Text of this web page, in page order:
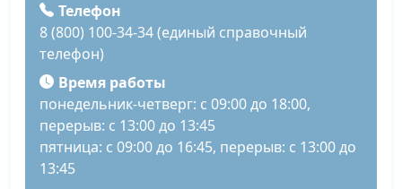
Телефон
8 (800) 100-34-34 (единый справочный
телефон)
Время работы
понедельник-четверг: с 09:00 до 18:00,
перерыв: с 13:00 до 13:45
пятница: с 09:00 до 16:45, перерыв: с 13:00 до
13:45